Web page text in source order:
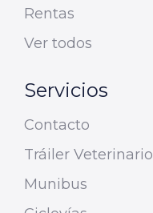
Rentas
Ver todos
Servicios
Contacto
Tráiler Veterinario
Munibus